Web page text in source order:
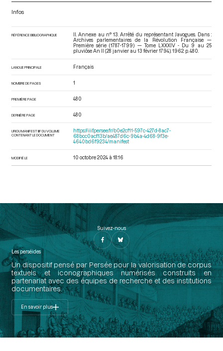
Infos
RÉFÉRENCE BIBLIOGRAPHIQUE
II. Annexe au n° 13. Arrêté du représentant Javogues. Dans :
Archives parlementaires de la Révolution Française —
Première série (1787-1799) — Tome LXXXIV - Du 9 au 25
pluviôse An II (28 janvier au 13 février 1794) . 1962. p. 480.
LANGUE PRINCIPALE Français
NOMBRE DE PAGES 1
PREMIÈRE PAGE 480
DERNIÈRE PAGE 480
URI DU MANIFEST IIIF DU VOLUME
CONTENANT LE DOCUMENT
https://iiif.persee.fr/b0e2cf11-597c-427d-8ac7-
68bcc0acf13b/ae487d6c-9b4a-4d68-9f3e-
4640bd6f9234/manifest
MODIFIÉ LE 10 octobre 2024 à 18:16
Suivez-nous
Les perséides
Un dispositif pensé par Persée pour la valorisation de corpus
textuels et iconographiques numérisés construits en
partenariat avec des équipes de recherche et des institutions
documentaires.
En savoir plus